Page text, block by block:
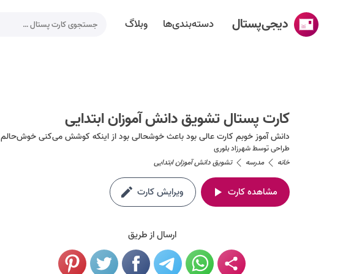
دیجی‌پستال دسته‌بندی‌ها وبلاگ
دسته‌بندی‌ها
تقویم مناسبت ها
کارت پستال تشویق دانش آموزان ابتدایی
دانش آموز خوبم کارت عالی بود باعث خوشحالی بود از اینکه کوشش می‌کنی خوش‌حالم
طراحی توسطشهرزاد بلوری
خانه
مدرسه تشویق دانش آموزان ابتدایی
مشاهده کارت ویرایش کارت
ارسال از طریق